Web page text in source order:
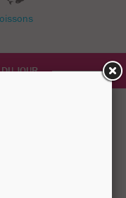
JOUR